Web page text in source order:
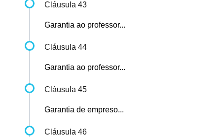
Cláusula 43
Garantia ao professor...
Cláusula 44
Garantia ao professor...
Cláusula 45
Garantia de empreso...
Cláusula 46